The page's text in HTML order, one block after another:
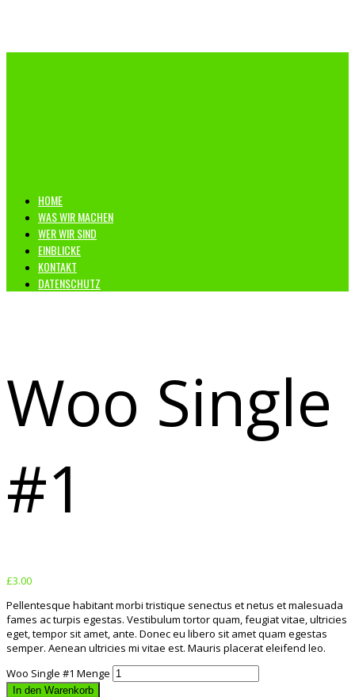
HOME
WAS WIR MACHEN
WER WIR SIND
EINBLICKE
KONTAKT
DATENSCHUTZ
Woo Single
#1
£3.00
Pellentesque habitant morbi tristique senectus et netus et malesuada
fames ac turpis egestas. Vestibulum tortor quam, feugiat vitae, ultricies
eget, tempor sit amet, ante. Donec eu libero sit amet quam egestas
semper. Aenean ultricies mi vitae est. Mauris placerat eleifend leo.
Woo Single #1 Menge
In den Warenkorb